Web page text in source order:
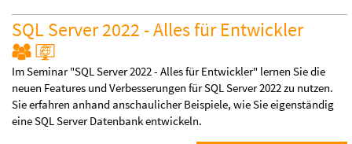
SQL Server 2022 - Alles für Entwickler
Im Seminar "SQL Server 2022 - Alles für Entwickler" lernen Sie die
neuen Features und Verbesserungen für SQL Server 2022 zu nutzen.
Sie erfahren anhand anschaulicher Beispiele, wie Sie eigenständig
eine SQL Server Datenbank entwickeln.